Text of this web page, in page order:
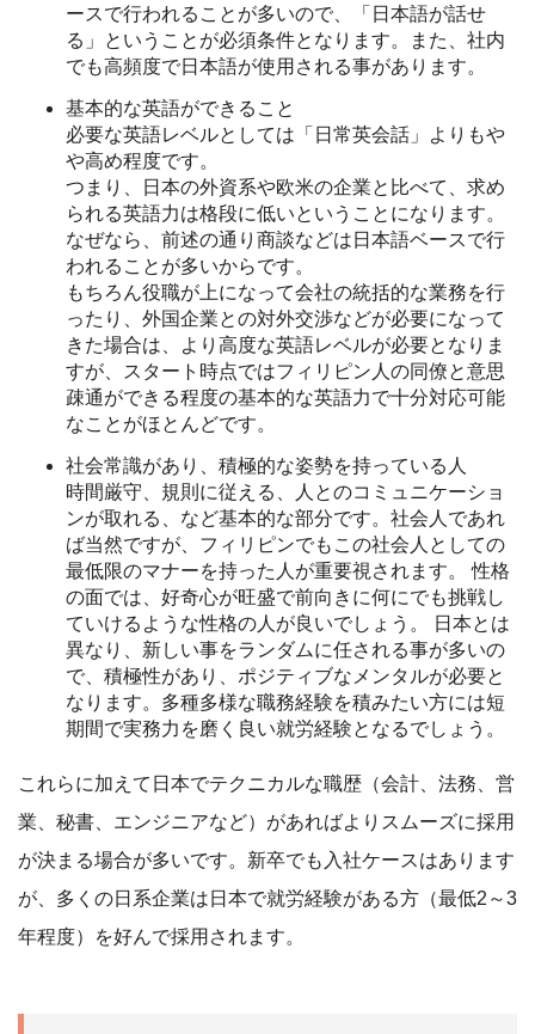
ースで行われることが多いので、「日本語が話せ
る」ということが必須条件となります。また、社内
でも高頻度で日本語が使用される事があります。
基本的な英語ができること
必要な英語レベルとしては「日常英会話」よりもや
や高め程度です。
つまり、日本の外資系や欧米の企業と比べて、求め
られる英語力は格段に低いということになります。
なぜなら、前述の通り商談などは日本語ベースで行
われることが多いからです。
もちろん役職が上になって会社の統括的な業務を行
ったり、外国企業との対外交渉などが必要になって
きた場合は、より高度な英語レベルが必要となりま
すが、スタート時点ではフィリピン人の同僚と意思
疎通ができる程度の基本的な英語力で十分対応可能
なことがほとんどです。
社会常識があり、積極的な姿勢を持っている人
時間厳守、規則に従える、人とのコミュニケーショ
ンが取れる、など基本的な部分です。社会人であれ
ば当然ですが、フィリピンでもこの社会人としての
最低限のマナーを持った人が重要視されます。 性格
の面では、好奇心が旺盛で前向きに何にでも挑戦し
ていけるような性格の人が良いでしょう。 日本とは
異なり、新しい事をランダムに任される事が多いの
で、積極性があり、ポジティブなメンタルが必要と
なります。多種多様な職務経験を積みたい方には短
期間で実務力を磨く良い就労経験となるでしょう。
これらに加えて日本でテクニカルな職歴（会計、法務、営
業、秘書、エンジニアなど）があればよりスムーズに採用
が決まる場合が多いです。新卒でも入社ケースはあります
が、多くの日系企業は日本で就労経験がある方（最低2～3
年程度）を好んで採用されます。